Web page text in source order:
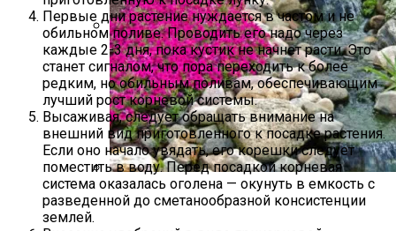
Чем Подкормить Лук
Альпийская Горка – Как Сделать
Первые дни растение нуждается в частом и не
обильном поливе. Проводить его надо через
каждые 2-3 дня, пока кустик не начнет расти. Это
станет сигналом, что пора переходить к более
редким, но обильным поливам, обеспечивающим
лучший рост корневой системы.
Высаживая, следует обращать внимание на
внешний вид приготовленного к посадке растения.
Если оно начало увядать, его корешки следует
поместить в воду. Перед посадкой корневая
система оказалась оголена — окунуть в емкость с
разведенной до сметанообразной консистенции
землей.